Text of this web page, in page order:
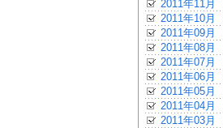
2011年11月
2011年10月
2011年09月
2011年08月
2011年07月
2011年06月
2011年05月
2011年04月
2011年03月